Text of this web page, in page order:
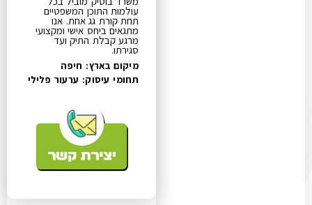
עולמות התוכן המשפטיים
תחת קורת גג אחת. אנו
מתגאים ביחס אישי ומקצועי
מרגע קבלת התיק ועד
סגירתו.
מיקום בארץ: חיפה
תחומי עיסוק: ערעור פלילי